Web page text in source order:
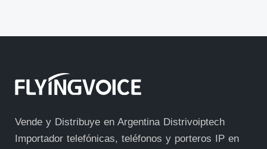
Vende y Distribuye en Argentina Distrivoiptech
Importador telefónicas, teléfonos y porteros IP en